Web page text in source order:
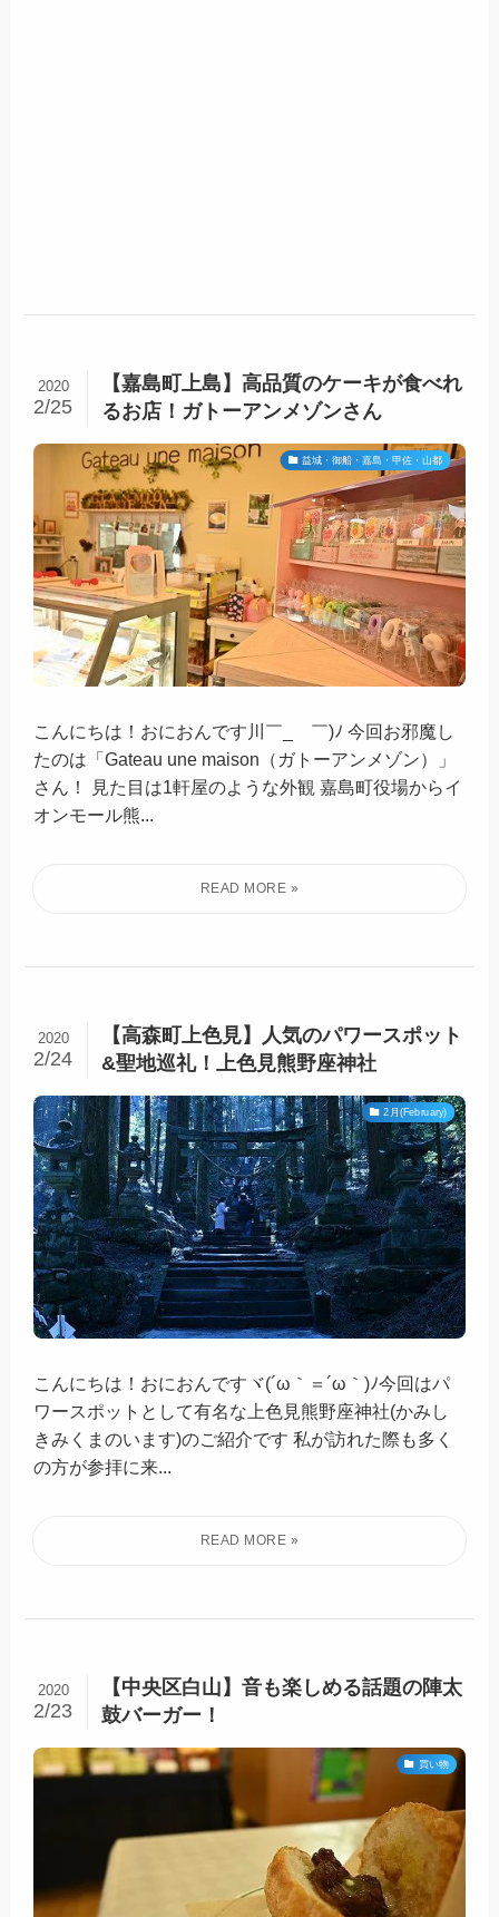
【嘉島町上島】高品質のケーキが食べれ
るお店！ガトーアンメゾンさん
2020
2/25
益城・御船・嘉島・甲佐・山都
こんにちは！おにおんです川￣_ゝ￣)ﾉ 今回お邪魔し
たのは「Gateau une maison（ガトーアンメゾン）」
さん！ 見た目は1軒屋のような外観 嘉島町役場からイ
オンモール熊...
【高森町上色見】人気のパワースポット
&聖地巡礼！上色見熊野座神社
2020
2/24
2月(February)
こんにちは！おにおんですヾ(´ω｀＝´ω｀)ﾉ今回はパ
ワースポットとして有名な上色見熊野座神社(かみし
きみくまのいます)のご紹介です 私が訪れた際も多く
の方が参拝に来...
【中央区白山】音も楽しめる話題の陣太
鼓バーガー！
2020
2/23
買い物